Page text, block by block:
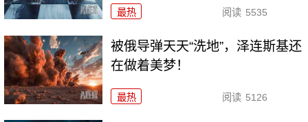
最热 阅读 5535
被俄导弹天天“洗地”，泽连斯基还
在做着美梦！
最热 阅读 5126